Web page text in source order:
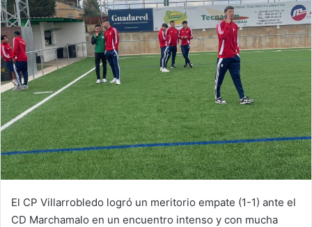
El CP Villarrobledo logró un meritorio empate (1-1) ante el
CD Marchamalo en un encuentro intenso y con mucha